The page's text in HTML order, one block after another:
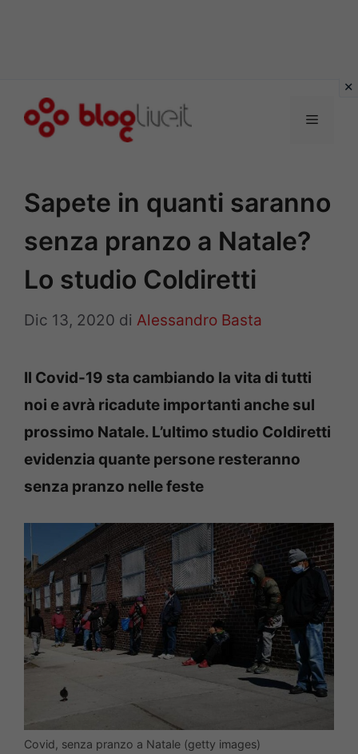
Menu
Sapete in quanti saranno
senza pranzo a Natale?
Lo studio Coldiretti
Dic 13, 2020 di Alessandro Basta
Il Covid-19 sta cambiando la vita di tutti
noi e avrà ricadute importanti anche sul
prossimo Natale. L’ultimo studio Coldiretti
evidenzia quante persone resteranno
senza pranzo nelle feste
Covid, senza pranzo a Natale (getty images)